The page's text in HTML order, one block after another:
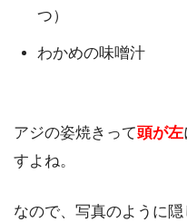
つ）
わかめの味噌汁
アジの姿焼きって頭が左
すよね。
なので、写真のように